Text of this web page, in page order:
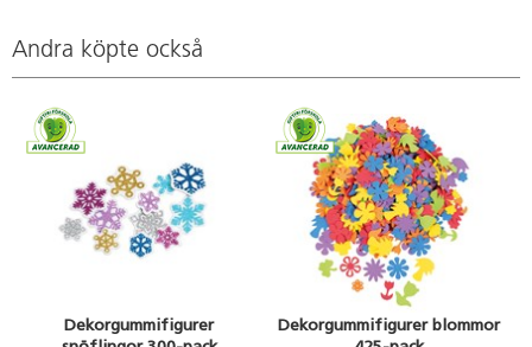
Andra köpte också
Dekorgummifigurer
Dekorgummifigurer blommor